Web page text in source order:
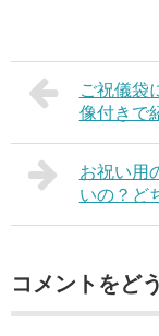
ご祝儀袋
像付きで
お祝い用
いの？ど
コメントをど